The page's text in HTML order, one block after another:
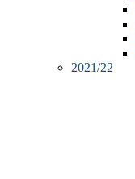
2021/22